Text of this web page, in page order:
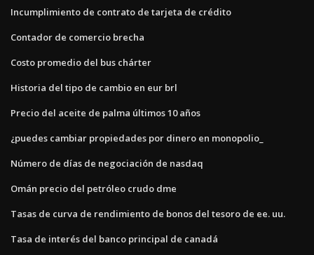
Incumplimiento de contrato de tarjeta de crédito
Contador de comercio brecha
Costo promedio del bus chárter
Historia del tipo de cambio en eur brl
Precio del aceite de palma últimos 10 años
¿puedes cambiar propiedades por dinero en monopolio_
Número de días de negociación de nasdaq
Omán precio del petróleo crudo dme
Tasas de curva de rendimiento de bonos del tesoro de ee. uu.
Tasa de interés del banco principal de canadá